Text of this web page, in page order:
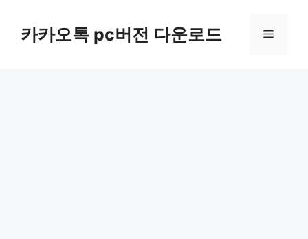
카카오톡 pc버전 다운로드 메